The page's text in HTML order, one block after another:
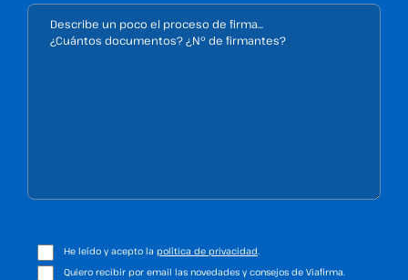
He leído y acepto la política de privacidad.
Quiero recibir por email las novedades y consejos de Viafirma.